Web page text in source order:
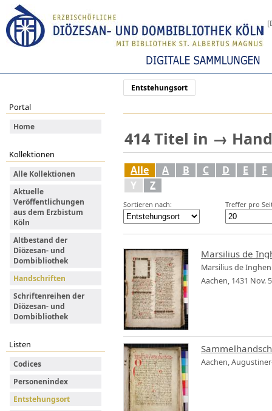
Entstehungsort
Portal
Home
Kollektionen
Alle Kollektionen
Aktuelle
Veröffentlichungen
aus dem Erzbistum
Köln
Altbestand der
Diözesan- und
Dombibliothek
Handschriften
Schriftenreihen der
Diözesan- und
Dombibliothek
Listen
Codices
Personenindex
Entstehungsort
414 Titel in →
Alle A B C D E
F
Y
Z
Sortieren nach: Treffer pro
Marsilius de
Marsilius de Inghen
Aachen, 1431 Nov.
Aachen,